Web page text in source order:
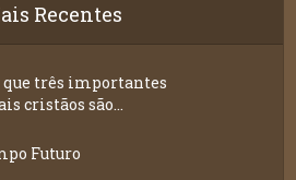
Recentes
que três importantes
cristãos são...
Futuro